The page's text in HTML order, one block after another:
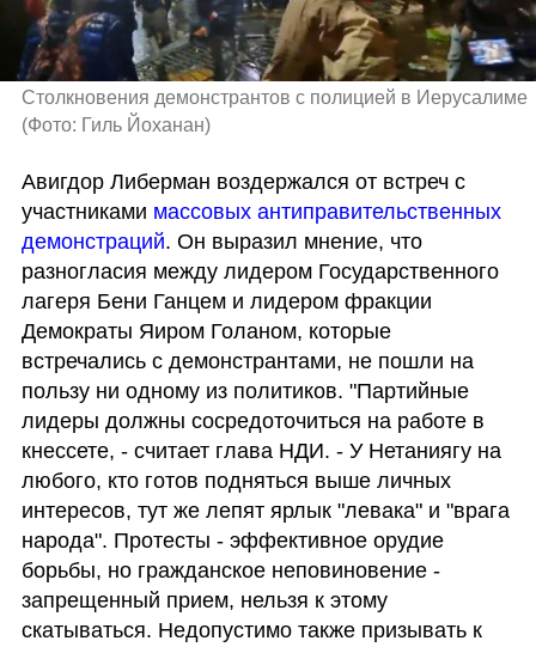
(Фото: Гиль Йоханан)
Авигдор Либерман воздержался от встреч с
участниками массовых антиправительственных
демонстраций. Он выразил мнение, что
разногласия между лидером Государственного
лагеря Бени Ганцем и лидером фракции
Демократы Яиром Голаном, которые
встречались с демонстрантами, не пошли на
пользу ни одному из политиков. "Партийные
лидеры должны сосредоточиться на работе в
кнессете, - считает глава НДИ. - У Нетаниягу на
любого, кто готов подняться выше личных
интересов, тут же лепят ярлык "левака" и "врага
народа". Протесты - эффективное орудие
борьбы, но гражданское неповиновение -
запрещенный прием, нельзя к этому
скатываться. Недопустимо также призывать к